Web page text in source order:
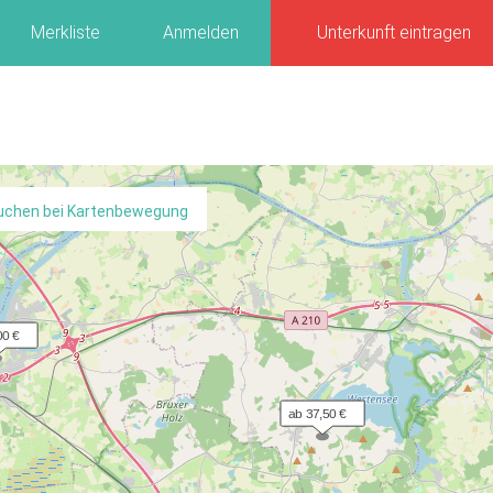
Merkliste Anmelden Unterkunft eintragen
€
ab 37,50 €
bei Kartenbewegung